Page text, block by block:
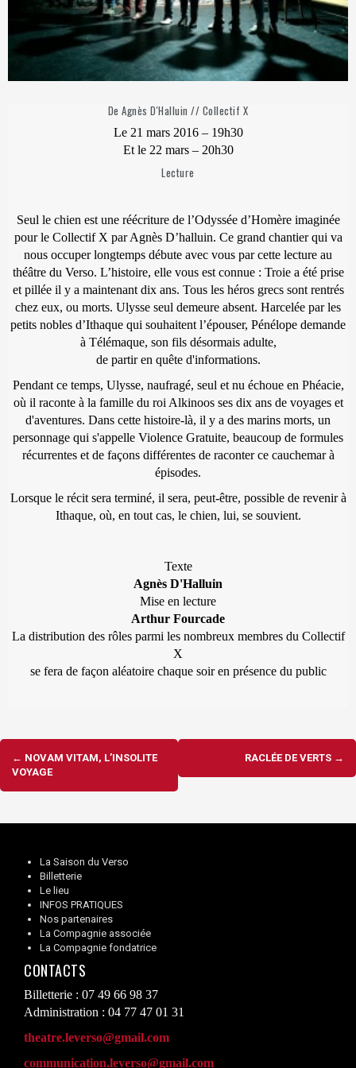
De Agnès D'Halluin // Collectif X
Le 21 mars 2016 – 19h30
Et le 22 mars – 20h30
Lecture
Seul le chien est une réécriture de l’Odyssée d’Homère imaginée
pour le Collectif X par Agnès D’halluin. Ce grand chantier qui va
nous occuper longtemps débute avec vous par cette lecture au
théâtre du Verso. L’histoire, elle vous est connue : Troie a été prise
et pillée il y a maintenant dix ans. Tous les héros grecs sont rentrés
chez eux, ou morts. Ulysse seul demeure absent. Harcelée par les
petits nobles d’Ithaque qui souhaitent l’épouser, Pénélope demande
à Télémaque, son fils désormais adulte,
de partir en quête d'informations.
Pendant ce temps, Ulysse, naufragé, seul et nu échoue en Phéacie,
où il raconte à la famille du roi Alkinoos ses dix ans de voyages et
d'aventures. Dans cette histoire-là, il y a des marins morts, un
personnage qui s'appelle Violence Gratuite, beaucoup de formules
récurrentes et de façons différentes de raconter ce cauchemar à
épisodes.
Lorsque le récit sera terminé, il sera, peut-être, possible de revenir à
Ithaque, où, en tout cas, le chien, lui, se souvient.
Texte
Agnès D'Halluin
Mise en lecture
Arthur Fourcade
La distribution des rôles parmi les nombreux membres du Collectif
X
se fera de façon aléatoire chaque soir en présence du public
Navigation
d'article
← NOVAM VITAM, L’INSOLITE
VOYAGE
RACLÉE DE VERTS →
La Saison du Verso
Billetterie
Le lieu
INFOS PRATIQUES
Nos partenaires
La Compagnie associée
La Compagnie fondatrice
CONTACTS
Billetterie : 07 49 66 98 37
Administration : 04 77 47 01 31
theatre.leverso@gmail.com
communication.leverso@gmail.com